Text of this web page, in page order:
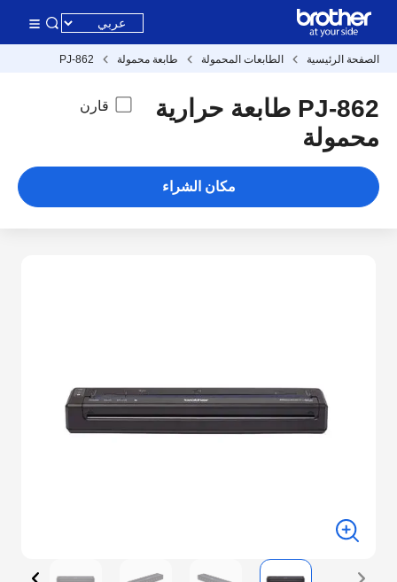
الرئيسية الطابعات المحمولة طابعة محمولة PJ-862
PJ-862 طابعة حرارية
قارن
مكان الشراء